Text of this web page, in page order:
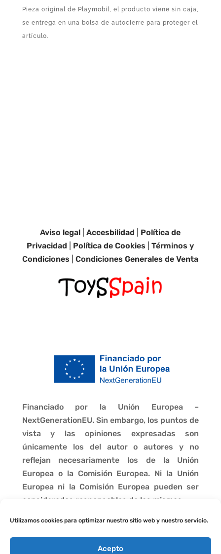
Utilizamos cookies para optimizar nuestro sitio web y nuestro servicio.
Acepto
Pieza original de Playmobil, el producto viene sin caja,
se entrega en una bolsa de autocierre para proteger el
artículo.
Aviso legal |Accesbilidad
Política de
Privacidad
Política de Cookies |Términos y
Condiciones |Condiciones Generales de Venta
Financiado por la Unión Europea –
NextGenerationEU. Sin embargo, los puntos de
vista y las opiniones expresadas son
únicamente los del autor o autores y no
reflejan necesariamente los de la Unión
Europea o la Comisión Europea. Ni la Unión
Europea ni la Comisión Europea pueden ser
consideradas responsables de las mismas.